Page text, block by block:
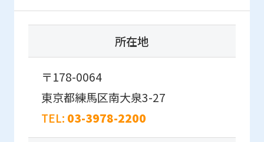
所在地
〒178-0064
東京都練馬区南大泉3-27
TEL: 03-3978-2200
may
differ
the
original